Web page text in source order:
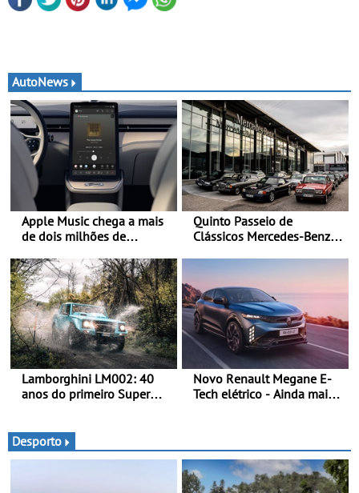
AutoNews
Apple Music chega a mais
de dois milhões de
Quinto Passeio de
Clássicos Mercedes-Benz
inscrições abertas
Lamborghini LM002: 40
anos do primeiro Super
o extraordinário todo-o-
terreno com motor V12 que
Novo Renault Megane E-
Tech elétrico - Ainda mais
Desporto